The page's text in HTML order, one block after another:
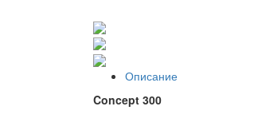
Описание
Concept 300